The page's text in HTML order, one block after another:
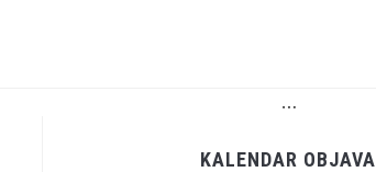
…
KALENDAR OBJAVA